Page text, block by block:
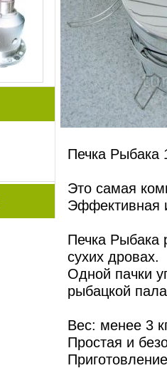
Печка Рыбака
Это самая
Эффективная
Печка Рыбака
сухих дровах.
Одной пачки
рыбацкой
Вес: менее 3
Простая и